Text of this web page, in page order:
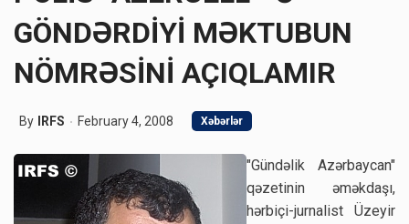
GÖNDƏRDİYİ MƏKTUBUN
NÖMRƏSİNİ AÇIQLAMIR
By IRFS February 4, 2008 Xəbərlər
"Gündəlik Azərbaycan"
qəzetinin əməkdaşı,
hərbiçi-jurnalist Üzeyir